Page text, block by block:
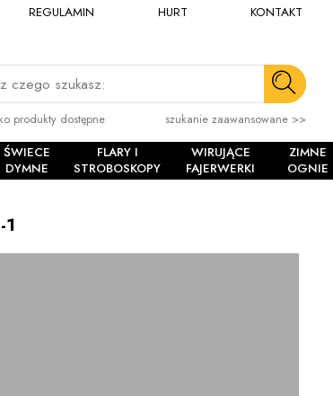
czego szukasz:
produkty dostępne szukanie zaawansowane >>
REGULAMIN HURT KONTAKT
ŚWIECE
DYMNE
FLARY I
STROBOSKOPY
WIRUJĄCE
FAJERWERKI
ZIMNE
OGNIE